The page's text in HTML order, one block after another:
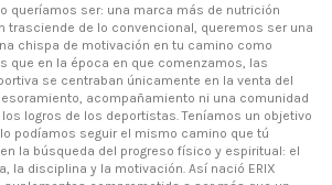
queríamos ser: una marca más de nutrición
trasciende de lo convencional, queremos ser una
chispa de motivación en tu camino como
que en la época en que comenzamos, las
se centraban únicamente en la venta del
acompañamiento ni una comunidad
logros de los deportistas. Teníamos un objetivo
podíamos seguir el mismo camino que tú
la búsqueda del progreso físico y espiritual: el
la disciplina y la motivación. Así nació ERIX